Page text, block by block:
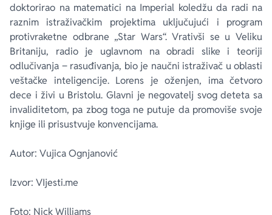
doktorirao na matematici na Imperial koledžu da radi na
raznim istraživačkim projektima uključujući i program
protivraketne odbrane „Star Wars“. Vrativši se u Veliku
Britaniju, radio je uglavnom na obradi slike i teoriji
odlučivanja ‒ rasuđivanja, bio je naučni istraživač u oblasti
veštačke inteligencije. Lorens je oženjen, ima četvoro
dece i živi u Bristolu. Glavni je negovatelj svog deteta sa
invaliditetom, pa zbog toga ne putuje da promoviše svoje
knjige ili prisustvuje konvencijama.
Autor: Vujica Ognjanović
Izvor: VIjesti.me
Foto: Nick Williams